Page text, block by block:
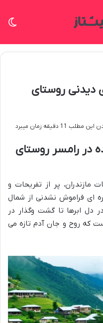
دیدنی روستای
مطلب 11 دقیقه زمان میبرد
در رامسر روستای
مازندران، پر از تفریحات و
ای فراموش نشدنی از شمال
دل ابرها تا گشت وگذار در
که روح و جان آدم تازه می